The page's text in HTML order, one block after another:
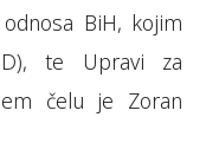
BiH, kojim
te Upravi za
čelu je Zoran